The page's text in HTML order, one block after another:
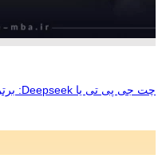
چت جی‌ پی‌ تی یا Deepseek: برتری با کدام است؟